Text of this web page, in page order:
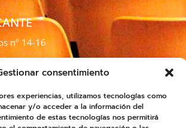
consentimiento
experiencias, utilizamos tecnologías como
y/o acceder a la información del
de estas tecnologías nos permitirá
nº 14-16